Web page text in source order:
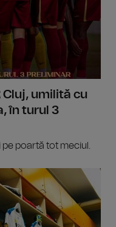
Cluj, umilită cu
în turul 3
pe poartă tot meciul.